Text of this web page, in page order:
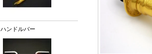
ハンドルバー